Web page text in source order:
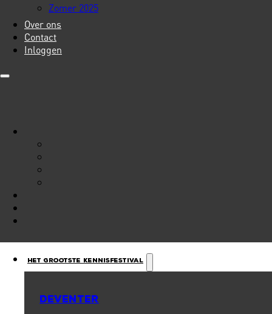
Zomer 2025
Over ons
Contact
Inloggen
Het Grootste Kennisfestival
DEVENTER